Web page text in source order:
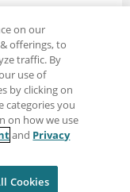
on our
offerings, to
traffic. By
use of
by clicking on
categories you
on how we use
and Privacy
Cookies